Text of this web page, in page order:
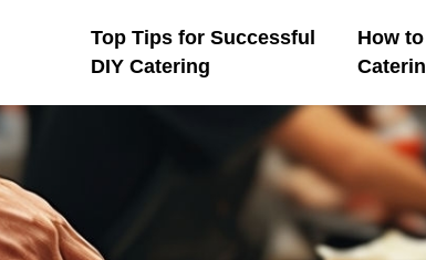
Top Tips for Successful
DIY Catering
How